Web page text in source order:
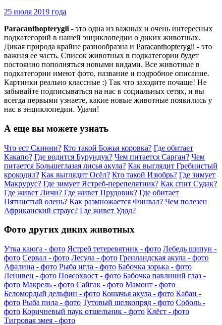
25 июля 2019 года
Paracanthopterygii - это одна из важных и очень интересных
подкатегорий в нашей энциклопедии о диких животных.
Дикая природа крайне разнообразна и Paracanthopterygii - это
важная ее часть. Список животных в подкатегории будет
постоянно пополняться новыми видами. Все животные в
подкатегории имеют фото, название и подробное описание.
Картинки реально классные :) Так что заходите почаще! Не
забывайте подписываться на нас в социальных сетях, и вы
всегда первыми узнаете, какие новые животные появились у
нас в энциклопедии. Удачи!
А еще вы можете узнать
Что ест Скинни? Кто такой Божья коровка? Где обитает
Какапо? Где водится Бурундук? Чем питается Сарган? Чем
питается Большеглазая лисья акула? Как выглядит Гребнистый
крокодил? Как выглядит Осёл? Кто такой Изюбрь? Где зимует
Макрурус? Где зимует Ястреб-перепелятник? Как спит Судак?
Где живет Личи? Где живет Прудовик? Где обитает
Пятнистый олень? Как размножается Финвал? Чем полезен
Африканский страус? Где живет Удод?
Фото других диких животных
Утка каюга - фото Ястреб тетеревятник - фото Лебедь шипун -
фото Сервал - фото Лесула - фото Гренландская акула - фото
Афалина - фото Рыба игла - фото Бабочка зорька - фото
Ленивец - фото Поясохвост - фото Бабочка павлиний глаз -
фото Макрель - фото Сайгак - фото Мамонт - фото
Беломордый дельфин - фото Кошачья акула - фото Кабан -
фото Рыба пила - фото Тутовый шелкопряд - фото Соболь -
фото Коричневый паук отшельник - фото Клёст - фото
Тигровая змея - фото